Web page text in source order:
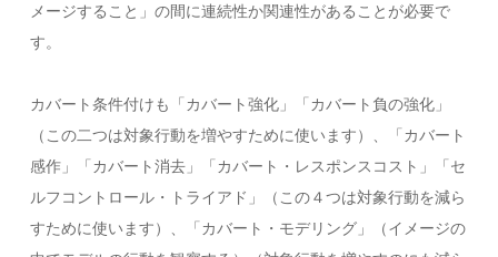
メージすること」の間に連続性か関連性があることが必要で
す。
カバート条件付けも「カバート強化」「カバート負の強化」
（この二つは対象行動を増やすために使います）、「カバート
感作」「カバート消去」「カバート・レスポンスコスト」「セ
ルフコントロール・トライアド」（この４つは対象行動を減ら
すために使います）、「カバート・モデリング」（イメージの